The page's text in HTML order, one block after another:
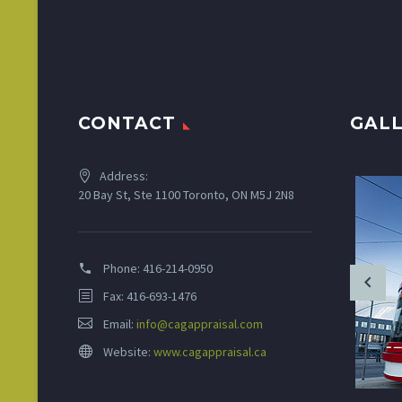
CONTACT
Address:
20 Bay St, Ste 1100 Toronto, ON M5J 2N8
Phone: 416-214-0950
Fax: 416-693-1476
Email: info@cagappraisal.com
Website: www.cagappraisal.ca